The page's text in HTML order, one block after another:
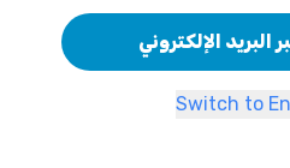
البريد الإلكتروني
Switch to